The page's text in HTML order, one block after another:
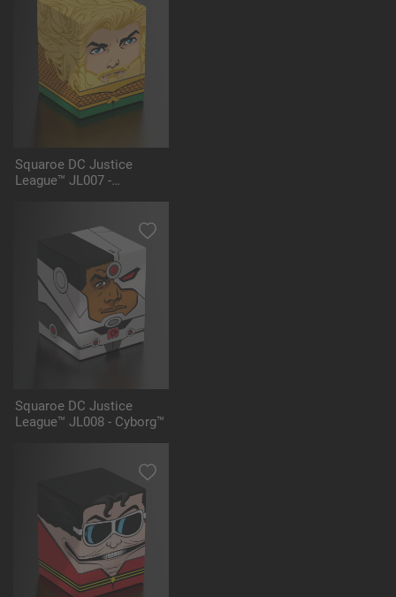
Squaroe DC Justice
League™ JL007 -
Squaroe DC Justice
League™ JL008 - Cyborg™